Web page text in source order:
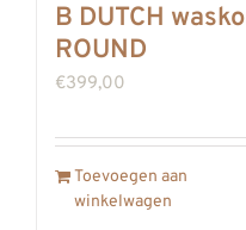
B DUTCH
ROUND
€399,00
Toevoegen aan
winkelwagen